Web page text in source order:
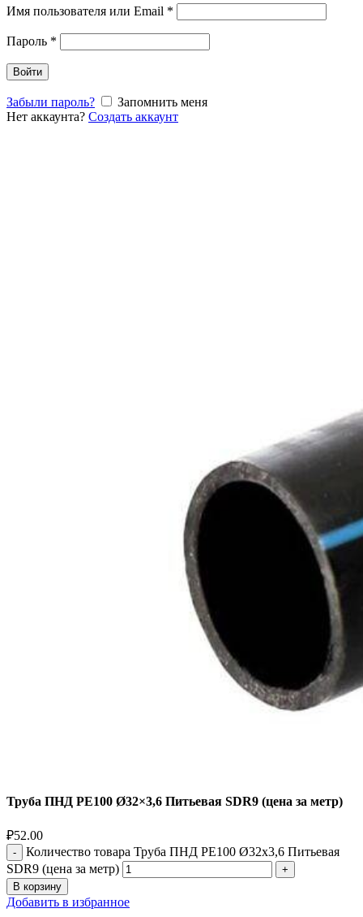
Имя пользователя или Email *
Пароль *
Войти
Забыли пароль?
Запомнить меня
Нет аккаунта? Создать аккаунт
Труба ПНД РЕ100 Ø32×3,6 Питьевая SDR9 (цена за метр)
₽52.00
Количество товара Труба ПНД РЕ100 Ø32x3,6 Питьевая
SDR9 (цена за метр)
В корзину
Добавить в избранное